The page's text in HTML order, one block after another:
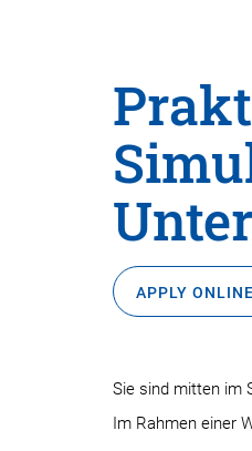
APPLY ONLINE
Sie sind mitten im
Im Rahmen einer